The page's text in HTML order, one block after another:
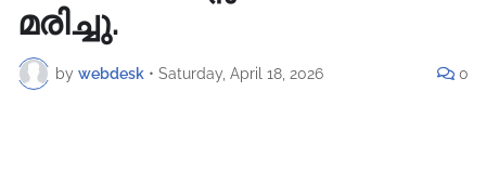
മരിച്ചു.
by webdesk • Saturday, April 18, 2026 0